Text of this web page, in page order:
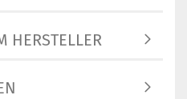
HERSTELLER